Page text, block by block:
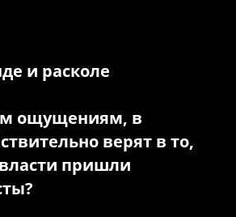
и расколе
ощущениям, в
верят в то,
власти пришли